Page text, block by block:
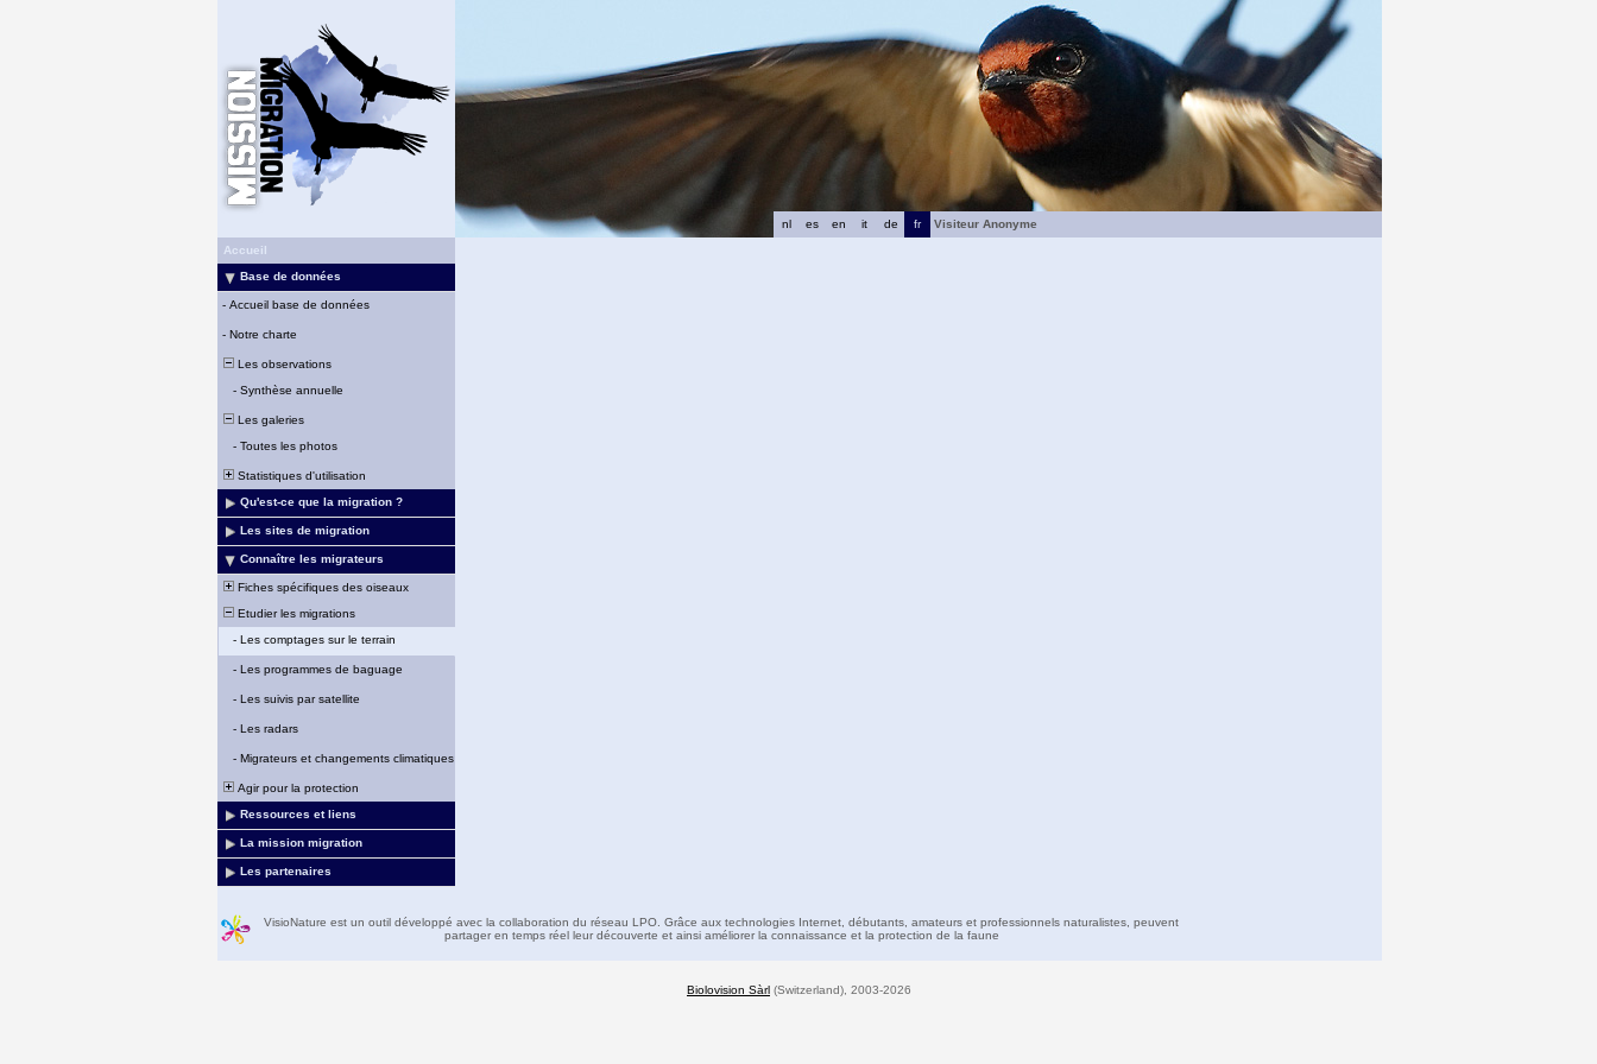
fr
de
it
en
es
nl
Visiteur Anonyme
Accueil
Base de données
- Accueil base de données
- Notre charte
Les observations
- Synthèse annuelle
Les galeries
- Toutes les photos
Statistiques d'utilisation
Qu'est-ce que la migration ?
Les sites de migration
Connaître les migrateurs
Fiches spécifiques des oiseaux
Etudier les migrations
- Les comptages sur le terrain
- Les programmes de baguage
- Les suivis par satellite
- Les radars
- Migrateurs et changements climatiques
Agir pour la protection
Ressources et liens
La mission migration
Les partenaires
VisioNature est un outil développé avec la collaboration du réseau LPO. Grâce aux technologies Internet, débutants, amateurs et professionnels naturalistes, peuvent
partager en temps réel leur découverte et ainsi améliorer la connaissance et la protection de la faune
Biolovision Sàrl (Switzerland), 2003-2026